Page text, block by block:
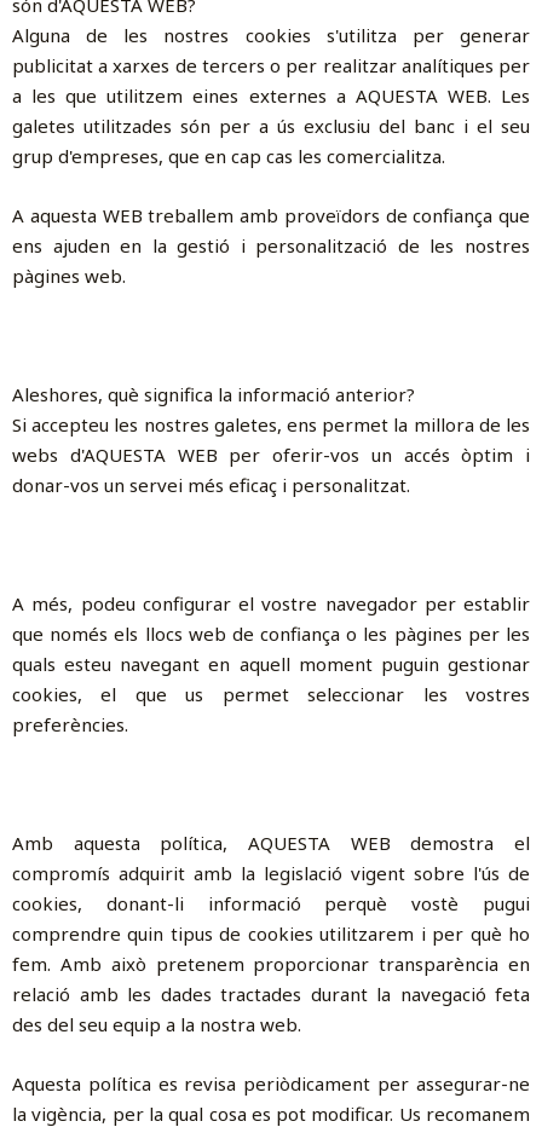
són d'AQUESTA WEB?
Alguna de les nostres cookies s'utilitza per generar
publicitat a xarxes de tercers o per realitzar analítiques per
a les que utilitzem eines externes a AQUESTA WEB. Les
galetes utilitzades són per a ús exclusiu del banc i el seu
grup d'empreses, que en cap cas les comercialitza.
A aquesta WEB treballem amb proveïdors de confiança que
ens ajuden en la gestió i personalització de les nostres
pàgines web.
Aleshores, què significa la informació anterior?
Si accepteu les nostres galetes, ens permet la millora de les
webs d'AQUESTA WEB per oferir-vos un accés òptim i
donar-vos un servei més eficaç i personalitzat.
A més, podeu configurar el vostre navegador per establir
que només els llocs web de confiança o les pàgines per les
quals esteu navegant en aquell moment puguin gestionar
cookies, el que us permet seleccionar les vostres
preferències.
Amb aquesta política, AQUESTA WEB demostra el
compromís adquirit amb la legislació vigent sobre l'ús de
cookies, donant-li informació perquè vostè pugui
comprendre quin tipus de cookies utilitzarem i per què ho
fem. Amb això pretenem proporcionar transparència en
relació amb les dades tractades durant la navegació feta
des del seu equip a la nostra web.
Aquesta política es revisa periòdicament per assegurar-ne
la vigència, per la qual cosa es pot modificar. Us recomanem